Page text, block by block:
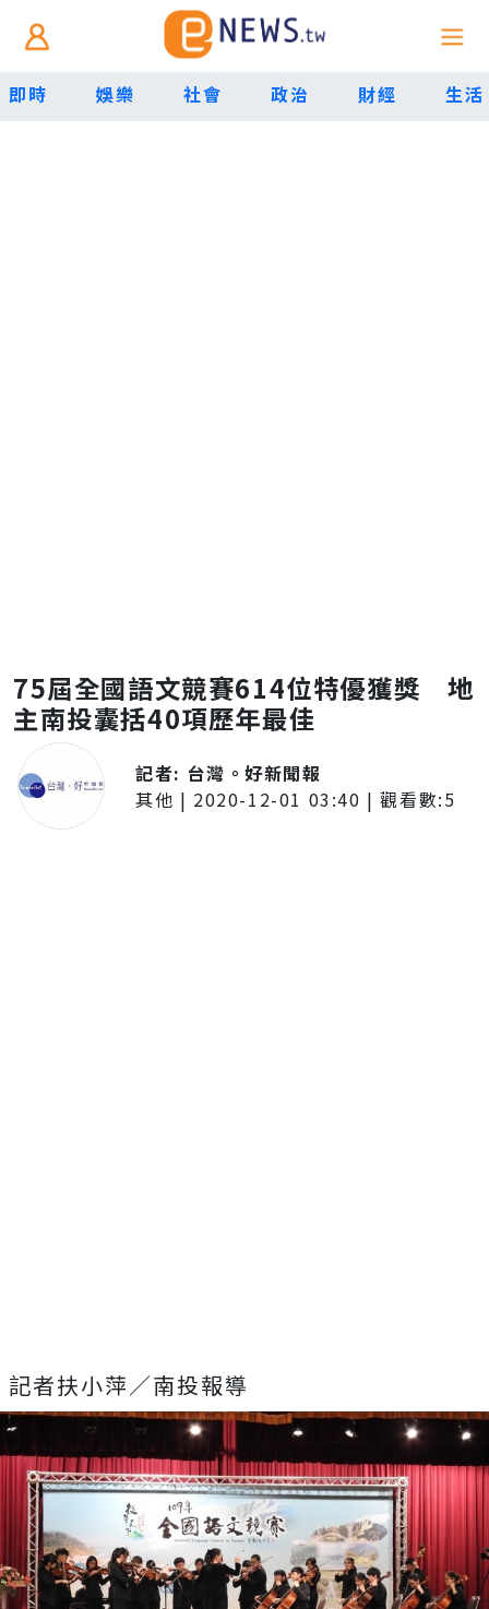
即時 娛樂 社會 政治 財經 生活
75屆全國語文競賽614位特優獲獎 地
主南投囊括40項歷年最佳
記者: 台灣。好新聞報
其他 | 2020-12-01 03:40 | 觀看數:5
記者扶小萍／南投報導